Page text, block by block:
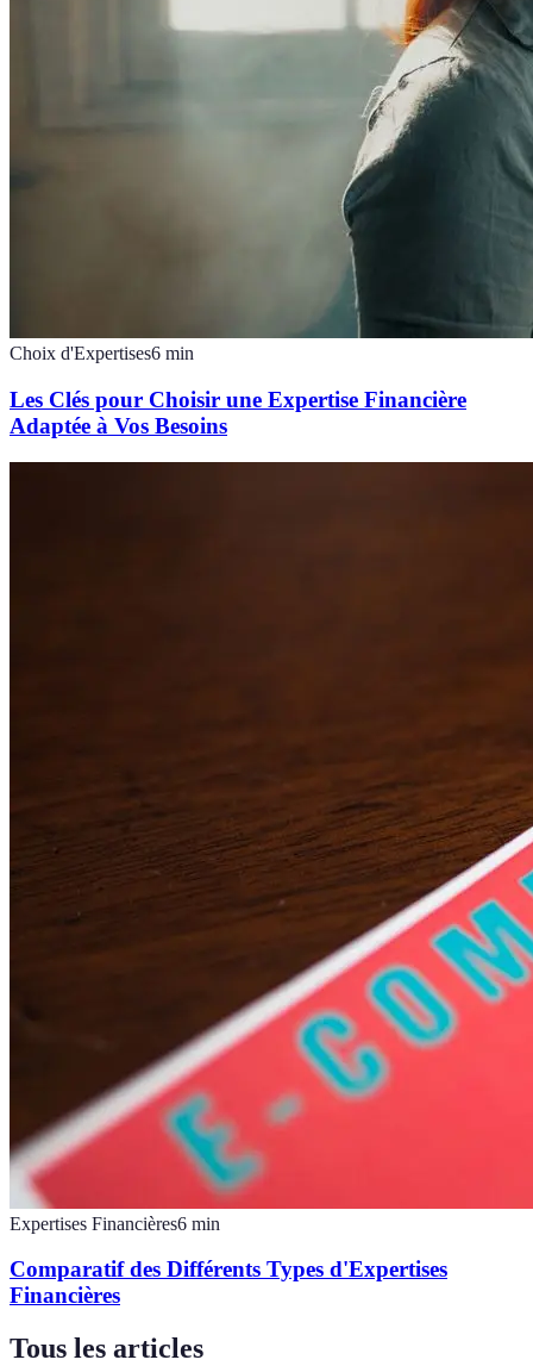
Choix d'Expertises6 min
Les Clés pour Choisir une Expertise Financière
Adaptée à Vos Besoins
Expertises Financières6 min
Comparatif des Différents Types d'Expertises
Financières
Tous les articles